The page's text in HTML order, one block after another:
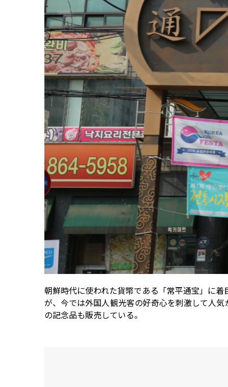
朝鮮時代に使われた貨幤である「常平通宝」に
が、今では外国人観光客の好奇心を刺激して人
の記念品も販売している。